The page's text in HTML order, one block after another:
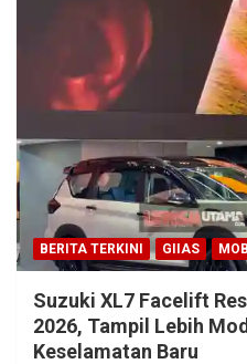
BERITA TERKINI GIIAS
Suzuki XL7 Facelift
2026, Tampil Lebih
Keselamatan Baru